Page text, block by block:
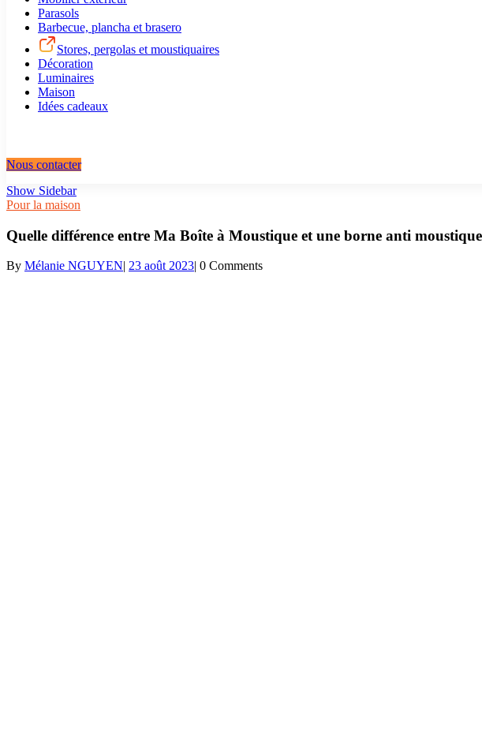
Parasols
Barbecue, plancha et brasero
Stores, pergolas et moustiquaires
Décoration
Luminaires
Maison
Idées cadeaux
Nous contacter
Show Sidebar
Pour la maison
Quelle différence entre Ma Boîte à Moustique et une borne anti
By Mélanie NGUYEN| 23 août 2023| 0 Comments